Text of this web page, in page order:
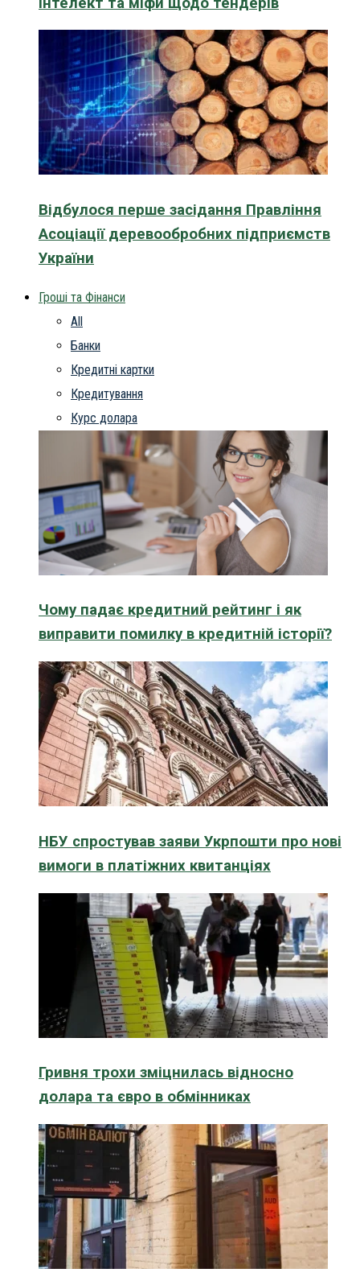
Відбулося перше засідання Правління
Асоціації деревообробних підприємств
України
Гроші та Фінанси
All
Банки
Кредитні картки
Кредитування
Курс долара
Чому падає кредитний рейтинг і як
виправити помилку в кредитній історії?
НБУ спростував заяви Укрпошти про нові
вимоги в платіжних квитанціях
Гривня трохи зміцнилась відносно
долара та євро в обмінниках